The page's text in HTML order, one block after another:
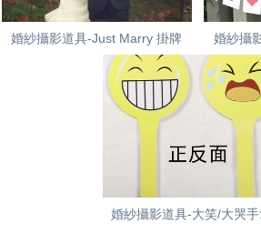
婚紗攝影道具-Just Marry 掛牌 婚紗攝
婚紗攝影道具-大笑/大哭手